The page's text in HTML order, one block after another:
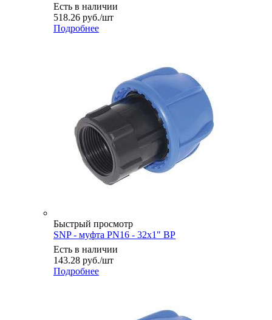
Есть в наличии
518.26 руб./шт
Подробнее
Быстрый просмотр
SNP - муфта PN16 - 32x1" ВР
Есть в наличии
143.28 руб./шт
Подробнее